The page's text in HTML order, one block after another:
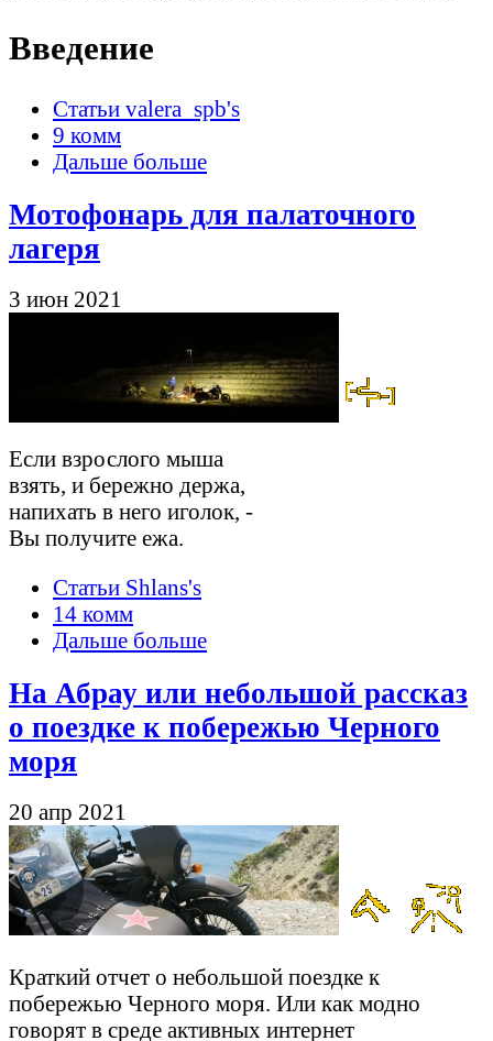
Введение
Статьи valera_spb's
9 комм
Дальше больше
Мотофонарь для палаточного
лагеря
3 июн 2021
Если взрослого мыша
взять, и бережно держа,
напихать в него иголок, -
Вы получите ежа.
Статьи Shlans's
14 комм
Дальше больше
На Абрау или небольшой рассказ
о поездке к побережью Черного
моря
20 апр 2021
Краткий отчет о небольшой поездке к
побережью Черного моря. Или как модно
говорят в среде активных интернет